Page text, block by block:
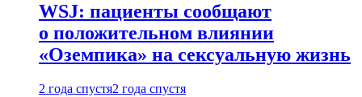
WSJ: пациенты сообщают
о положительном влиянии
«Оземпика» на сексуальную жизнь
2 года спустя2 года спустя